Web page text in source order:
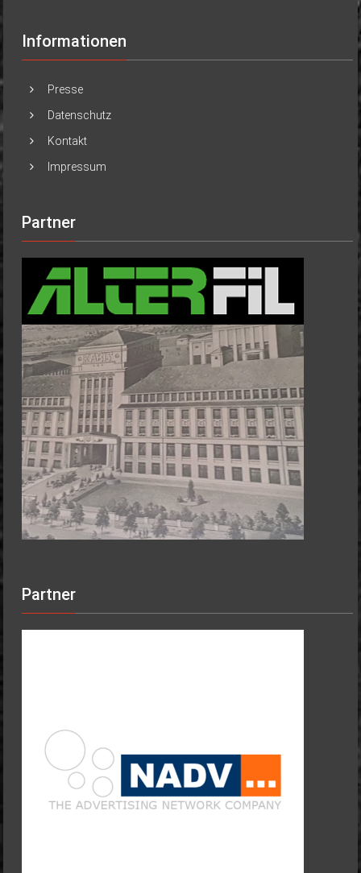
Informationen
Presse
Datenschutz
Kontakt
Impressum
Partner
Partner